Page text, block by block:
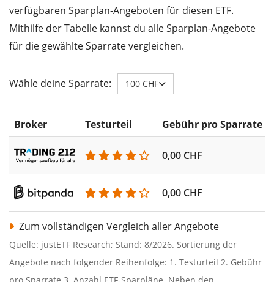
verfügbaren Sparplan-Angeboten für diesen ETF.
Mithilfe der Tabelle kannst du alle Sparplan-Angebote
für die gewählte Sparrate vergleichen.
Wähle deine Sparrate: 100 CHF
Broker Testurteil Gebühr pro Sparrate
0,00 CHF
0,00 CHF
Zum vollständigen Vergleich aller Angebote
Quelle: justETF Research; Stand: 8/2026. Sortierung der
Angebote nach folgender Reihenfolge: 1. Testurteil 2. Gebühr
pro Sparrate 3. Anzahl ETF-Sparpläne. Neben den